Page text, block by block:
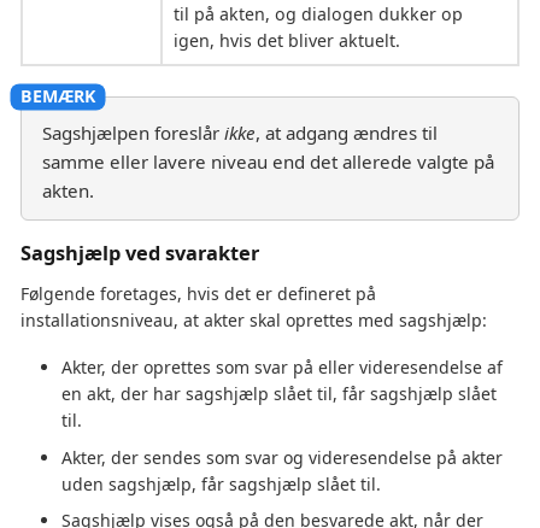
til på akten, og dialogen dukker op
igen, hvis det bliver aktuelt.
Sagshjælpen foreslår ikke, at adgang ændres til
samme eller lavere niveau end det allerede valgte på
akten.
Sagshjælp ved svarakter
Følgende foretages, hvis det er defineret på
installationsniveau, at akter skal oprettes med sagshjælp:
Akter, der oprettes som svar på eller videresendelse af
en akt, der har sagshjælp slået til, får sagshjælp slået
til.
Akter, der sendes som svar og videresendelse på akter
uden sagshjælp, får sagshjælp slået til.
Sagshjælp vises også på den besvarede akt, når der